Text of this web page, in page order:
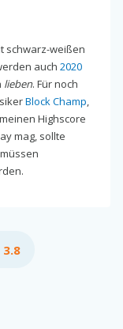
schwarz-weißen
auch 2020
lieben. Für noch
Block Champ,
Highscore
mag, sollte
3.8